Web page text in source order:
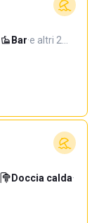
Bar·e altri 2…
Doccia calda·